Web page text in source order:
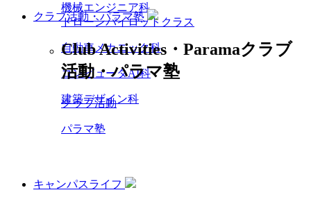
機械エンジニア科
ドローンパイロットクラス
自動車メカニック科
コンピュータAI科
建築デザイン科
クラブ活動・パラマ塾
Club Activities・Paramaクラブ
活動・パラマ塾
クラブ活動
パラマ塾
キャンパスライフ